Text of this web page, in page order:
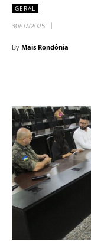
GERAL
30/07/2025
By Mais Rondônia